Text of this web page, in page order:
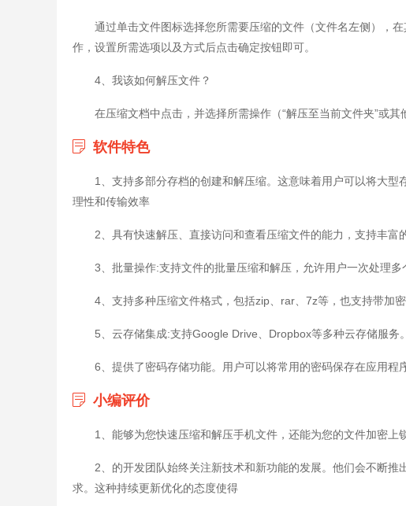
通过单击文件图标选择您所需要压缩的文件（文件名左侧），
作，设置所需选项以及方式后点击确定按钮即可。
4、我该如何解压文件？
在压缩文档中点击，并选择所需操作（“解压至当前文件夹”或其
软件特色
1、支持多部分存档的创建和解压缩。这意味着用户可以将大
理性和传输效率
2、具有快速解压、直接访问和查看压缩文件的能力，支持丰富
3、批量操作:支持文件的批量压缩和解压，允许用户一次处理
4、支持多种压缩文件格式，包括zip、rar、7z等，也支持带加
5、云存储集成:支持Google Drive、Dropbox等多种云存储服
6、提供了密码存储功能。用户可以将常用的密码保存在应用
小编评价
1、能够为您快速压缩和解压手机文件，还能为您的文件加密上
2、的开发团队始终关注新技术和新功能的发展。他们会不断
求。这种持续更新优化的态度使得